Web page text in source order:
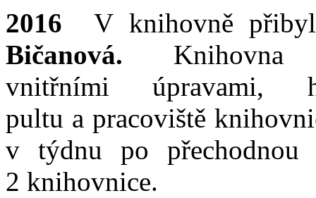
2016 V knihovně
Bičanová. Knihovna
vnitřními úpravami,
pultu a pracoviště
v týdnu po
2 knihovnice.